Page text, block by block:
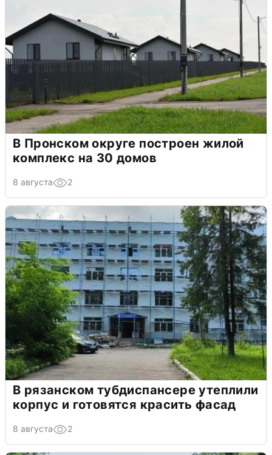
В Пронском округе построен жилой
комплекс на 30 домов
8 августа 2
В рязанском тубдиспансере утеплили
корпус и готовятся красить фасад
8 августа 2